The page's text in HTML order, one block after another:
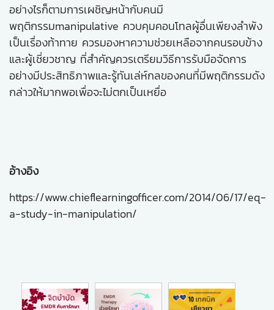
อย่างไรก็ตามการเผชิญหน้ากับคนมี
พฤติกรรมmanipulative ควบคุมคอนโทลผู้อื่นเพียงลำพัง
เป็นเรื่องท้าทาย ควรมองหาความช่วยเหลือจากคนรอบข้าง
และผู้เชี่ยวชาญ ที่สำคัญควรเตรียมวิธีการรับมือจัดการ
อย่างมีประสิทธิภาพและรู้ทันเล่ห์กลของคนที่มีพฤติกรรมดัง
กล่าวให้มากพอเพื่อจะไม่ตกเป็นเหยื่อ
อ้างอิง
https://www.chieflearningofficer.com/2014/06/17/eq-
a-study-in-manipulation/